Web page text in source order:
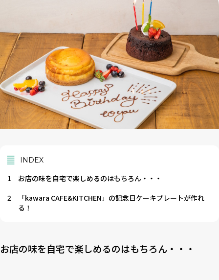
INDEX
1
お店の味を自宅で楽しめるのはもちろん・・・
2
「kawara CAFE&KITCHEN」の記念日ケーキプレートが作れ
る！
お店の味を自宅で楽しめるのはもちろん・・・